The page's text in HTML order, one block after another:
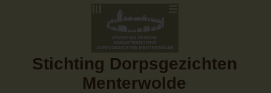
Stichting Dorpsgezichten
Menterwolde